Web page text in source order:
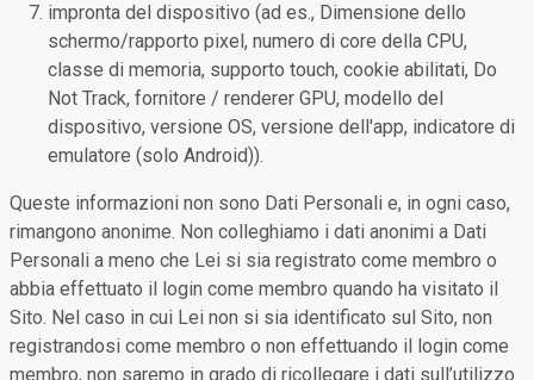
impronta del dispositivo (ad es., Dimensione dello
schermo/rapporto pixel, numero di core della CPU,
classe di memoria, supporto touch, cookie abilitati, Do
Not Track, fornitore / renderer GPU, modello del
dispositivo, versione OS, versione dell'app, indicatore di
emulatore (solo Android)).
Queste informazioni non sono Dati Personali e, in ogni caso,
rimangono anonime. Non colleghiamo i dati anonimi a Dati
Personali a meno che Lei si sia registrato come membro o
abbia effettuato il login come membro quando ha visitato il
Sito. Nel caso in cui Lei non si sia identificato sul Sito, non
registrandosi come membro o non effettuando il login come
membro, non saremo in grado di ricollegare i dati sull’utilizzo